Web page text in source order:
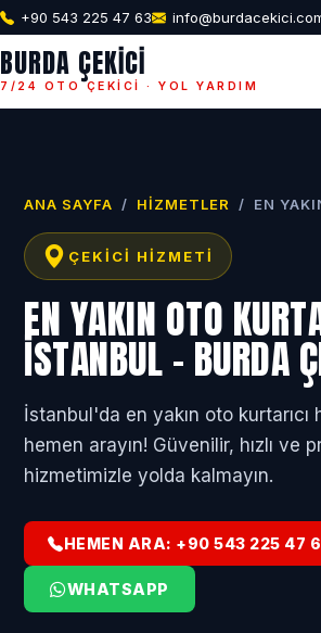
+90 543 225 47 63
BURDA ÇEKICI
7/24 OTO ÇEKICI · YOL YARDIM
ANA SAYFA / HIZMETLER / EN
ÇEKICI HIZMETI
EN YAKIN OTO
İSTANBUL - BURDA
İstanbul'da en yakın oto kurtarıcı
hemen arayın! Güvenilir, hızlı ve
hizmetimizle yolda kalmayın.
HEMEN ARA: +90 543 225 47
WHATSAPP